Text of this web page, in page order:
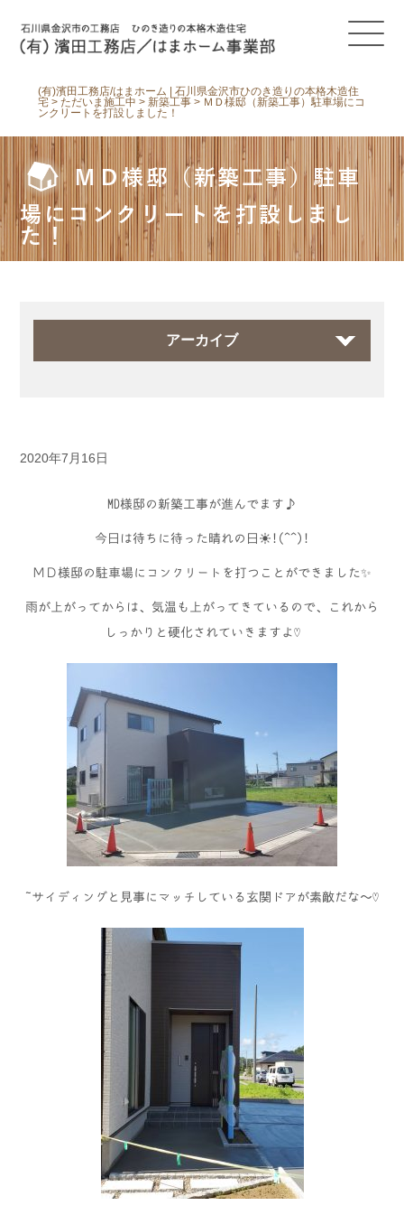
(有)濱田工務店/はまホーム | 石川県金沢市ひのき造りの本格木造住
宅 >ただいま施工中 > 新築工事 > ＭＤ様邸（新築工事）駐車場にコ
ンクリートを打設しました！
ＭＤ様邸（新築工事）駐車
場にコンクリートを打設しまし
た！
アーカイブ
2020年7月16日
MD様邸の新築工事が進んでます♪
今日は待ちに待った晴れの日☀!(^^)!
ＭＤ様邸の駐車場にコンクリートを打つことができました✨
雨が上がってからは、気温も上がってきているので、これから
しっかりと硬化されていきますよ♡
サイディングと見事にマッチしている玄関ドアが素敵だな～♡